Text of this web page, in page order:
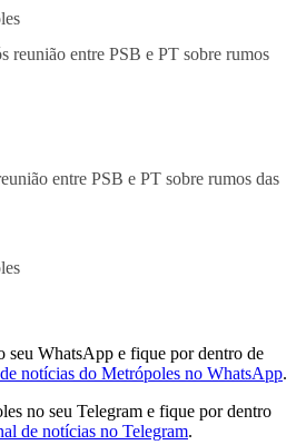
entre PSB e PT sobre rumos das
seu WhatsApp e fique por dentro de
notícias do Metrópoles no WhatsApp.
no seu Telegram e fique por dentro
de notícias no Telegram.